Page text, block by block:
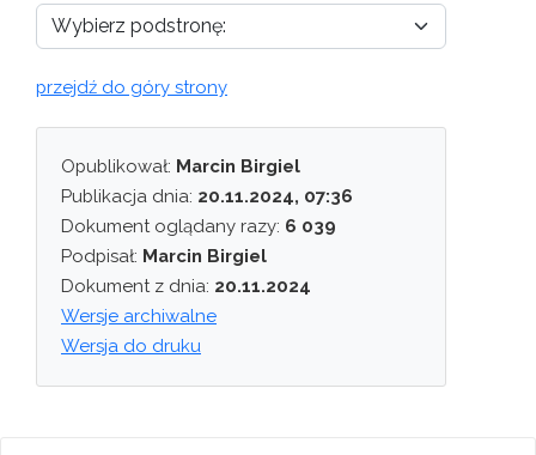
przejdź do góry strony
Opublikował: Marcin Birgiel
Publikacja dnia: 20.11.2024, 07:36
Dokument oglądany razy: 6 039
Podpisał: Marcin Birgiel
Dokument z dnia: 20.11.2024
Wersje archiwalne
Wersja do druku